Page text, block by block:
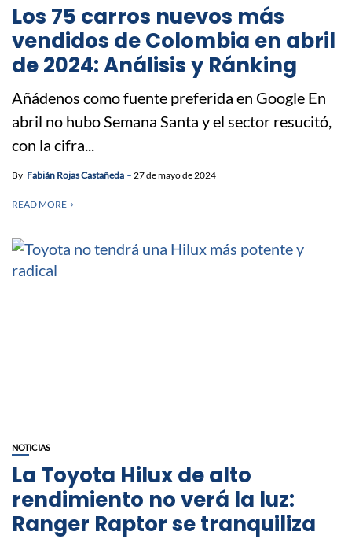
Los 75 carros nuevos más
vendidos de Colombia en abril
de 2024: Análisis y Ránking
Añádenos como fuente preferida en Google En
abril no hubo Semana Santa y el sector resucitó,
con la cifra...
By Fabián Rojas Castañeda 27 de mayo de 2024
READ MORE
NOTICIAS
La Toyota Hilux de alto
rendimiento no verá la luz:
Ranger Raptor se tranquiliza